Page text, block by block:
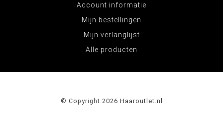
Account informatie
Mijn bestellingen
Mijn verlanglijst
Alle producten
© Copyright 2026 Haaroutlet.nl